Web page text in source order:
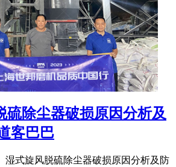
硫除尘器破损原因分析及
客巴巴
湿式旋风脱硫除尘器破损原因分析及防